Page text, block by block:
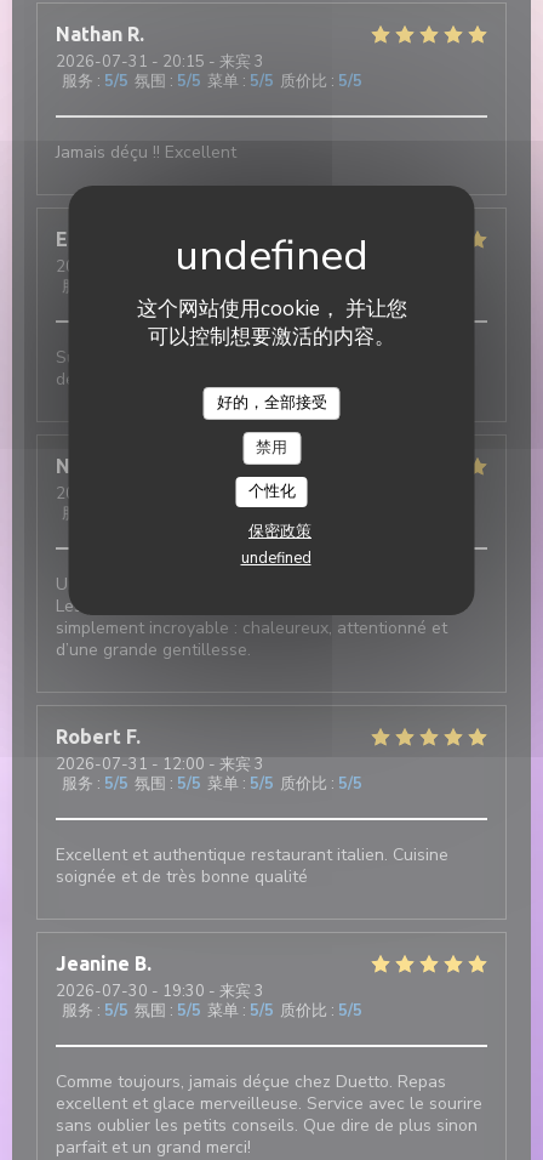
这个网站使用cookie， 并让您
可以控制想要激活的内容。
好的，全部接受
禁用
个性化
保密政策
undefined
Nathan R
2026-07-31 - 20:15 - 来宾 3
服务 : 5/5 氛围 : 5/5 菜单 : 5/5 质价比 : 5/5
Jamais déçu !! Excellent
Elisa
2026-07-31
- 19:30 - 来宾 3
服务
Super ambiance, service impeccable et tout est
délicieux !!!
Nicolas
2026-07-31
- 12:30 - 来宾 2
服务
菜单:5/5 质价比
Une excellente adresse italienne au cœur du village !
Les plats sont délicieux et le service est tout
simplement incroyable : chaleureux, attentionné et
d’une grande gentillesse.
Robert F
2026-07-31 - 12:00 - 来宾 3
服务 : 5/5 氛围 : 5/5 菜单 : 5/5 质价比 : 5/5
Excellent et authentique restaurant italien. Cuisine
soignée et de très bonne qualité
Jeanine B
2026-07-30 - 19:30 - 来宾 3
服务 : 5/5 氛围 : 5/5 菜单 : 5/5 质价比 : 5/5
Comme toujours, jamais déçue chez Duetto. Repas
excellent et glace merveilleuse. Service avec le sourire
sans oublier les petits conseils. Que dire de plus sinon
parfait et un grand merci!
DUETTO